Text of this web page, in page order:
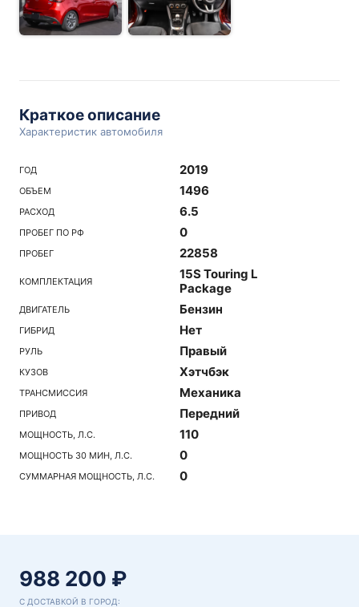
Краткое описание
Характеристик автомобиля
ГОД 2019
ОБЪЕМ 1496
РАСХОД 6.5
ПРОБЕГ ПО РФ 0
ПРОБЕГ 22858
КОМПЛЕКТАЦИЯ
15S Touring L
Package
ДВИГАТЕЛЬ Бензин
ГИБРИД Нет
РУЛЬ Правый
КУЗОВ Хэтчбэк
ТРАНСМИССИЯ Механика
ПРИВОД Передний
МОЩНОСТЬ, Л.С. 110
МОЩНОСТЬ 30 МИН, Л.С. 0
СУММАРНАЯ МОЩНОСТЬ, Л.С. 0
988 200 ₽
С ДОСТАВКОЙ В ГОРОД: